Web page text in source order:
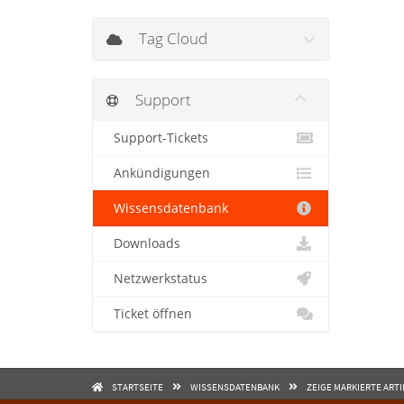
Tag Cloud
Support
Support-Tickets
Ankündigungen
Wissensdatenbank
Downloads
Netzwerkstatus
Ticket öffnen
STARTSEITE WISSENSDATENBANK ZEIGE MARKIERTE